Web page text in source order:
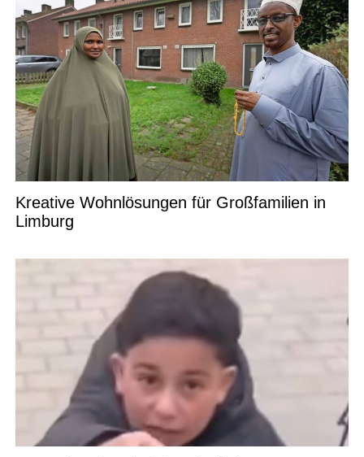
Kreative Wohnlösungen für Großfamilien in
Limburg